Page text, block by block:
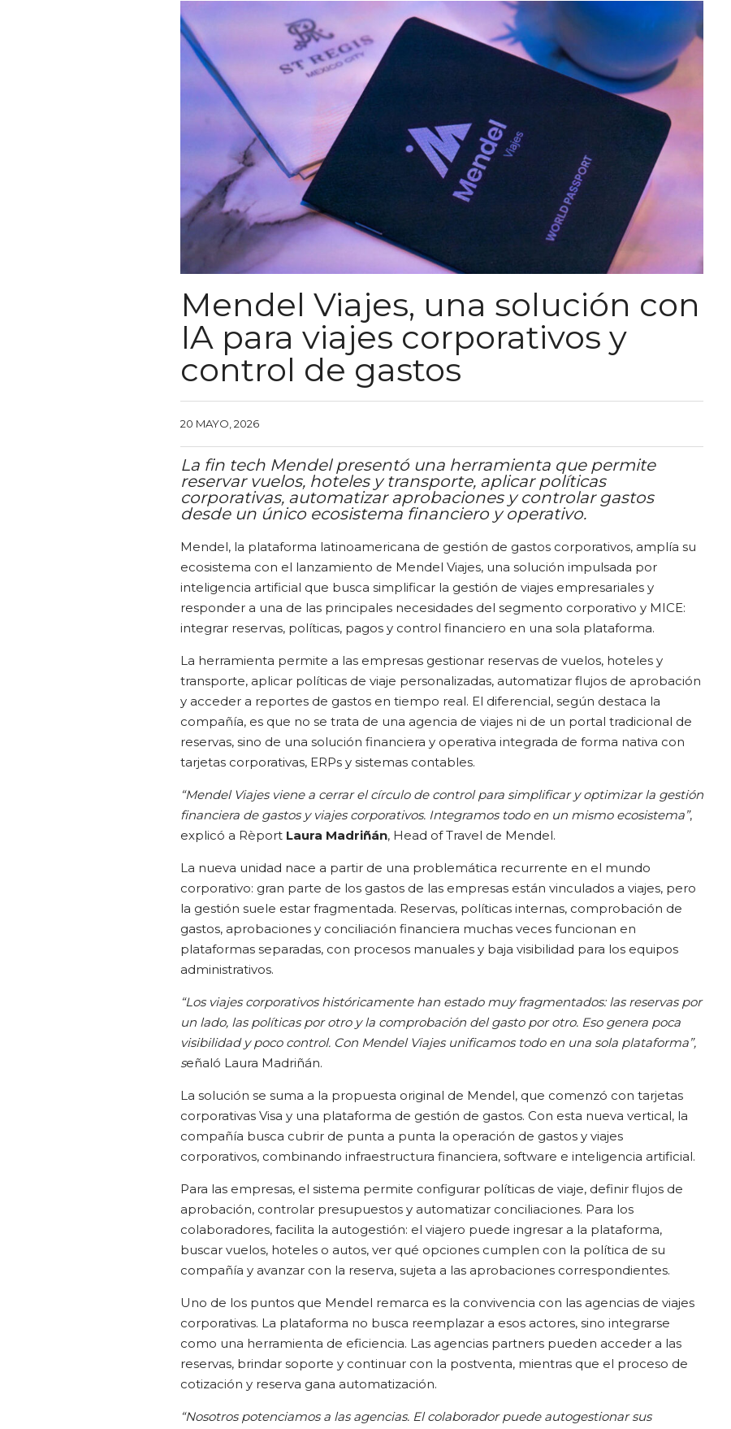
Mendel Viajes, una solución con
IA para viajes corporativos y
control de gastos
20 MAYO, 2026
La fin tech Mendel presentó una herramienta que permite
reservar vuelos, hoteles y transporte, aplicar políticas
corporativas, automatizar aprobaciones y controlar gastos
desde un único ecosistema financiero y operativo.
Mendel, la plataforma latinoamericana de gestión de gastos corporativos, amplía su
ecosistema con el lanzamiento de Mendel Viajes, una solución impulsada por
inteligencia artificial que busca simplificar la gestión de viajes empresariales y
responder a una de las principales necesidades del segmento corporativo y MICE:
integrar reservas, políticas, pagos y control financiero en una sola plataforma.
La herramienta permite a las empresas gestionar reservas de vuelos, hoteles y
transporte, aplicar políticas de viaje personalizadas, automatizar flujos de aprobación
y acceder a reportes de gastos en tiempo real. El diferencial, según destaca la
compañía, es que no se trata de una agencia de viajes ni de un portal tradicional de
reservas, sino de una solución financiera y operativa integrada de forma nativa con
tarjetas corporativas, ERPs y sistemas contables.
“Mendel Viajes viene a cerrar el círculo de control para simplificar y optimizar la gestión
financiera de gastos y viajes corporativos. Integramos todo en un mismo ecosistema”,
explicó a Rèport Laura Madriñán, Head of Travel de Mendel.
La nueva unidad nace a partir de una problemática recurrente en el mundo
corporativo: gran parte de los gastos de las empresas están vinculados a viajes, pero
la gestión suele estar fragmentada. Reservas, políticas internas, comprobación de
gastos, aprobaciones y conciliación financiera muchas veces funcionan en
plataformas separadas, con procesos manuales y baja visibilidad para los equipos
administrativos.
“Los viajes corporativos históricamente han estado muy fragmentados: las reservas por
un lado, las políticas por otro y la comprobación del gasto por otro. Eso genera poca
visibilidad y poco control. Con Mendel Viajes unificamos todo en una sola plataforma”,
señaló Laura Madriñán.
La solución se suma a la propuesta original de Mendel, que comenzó con tarjetas
corporativas Visa y una plataforma de gestión de gastos. Con esta nueva vertical, la
compañía busca cubrir de punta a punta la operación de gastos y viajes
corporativos, combinando infraestructura financiera, software e inteligencia artificial.
Para las empresas, el sistema permite configurar políticas de viaje, definir flujos de
aprobación, controlar presupuestos y automatizar conciliaciones. Para los
colaboradores, facilita la autogestión: el viajero puede ingresar a la plataforma,
buscar vuelos, hoteles o autos, ver qué opciones cumplen con la política de su
compañía y avanzar con la reserva, sujeta a las aprobaciones correspondientes.
Uno de los puntos que Mendel remarca es la convivencia con las agencias de viajes
corporativas. La plataforma no busca reemplazar a esos actores, sino integrarse
como una herramienta de eficiencia. Las agencias partners pueden acceder a las
reservas, brindar soporte y continuar con la postventa, mientras que el proceso de
cotización y reserva gana automatización.
“Nosotros potenciamos a las agencias. El colaborador puede autogestionar sus